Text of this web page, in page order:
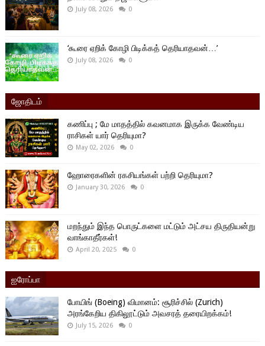
July 08, 2026 0
‘கூரை ஏறிக் கோழி பிடிக்கத் தெரியாதவன்…’
July 08, 2026 0
ஜோதிடம்
கணிப்பு ; மே மாதத்தில் கவனமாக இருக்க வேண்டிய
ராசிகள் யார் தெரியுமா?
May 02, 2026 0
ஹோரைகளின் ரகசியங்கள் பற்றி தெரியுமா?
January 30, 2026 0
மறந்தும் இந்த பொருட்களை மட்டும் அட்சய திருதியன்று
வாங்காதீர்கள்!
April 20, 2025 0
ஐரோப்பா
போயிங் (Boeing) விமானம்: சூரிச்சில் (Zurich)
அரங்கேறிய திகிலூட்டும் அவசரத் தரையிறக்கம்!
July 15, 2026 0